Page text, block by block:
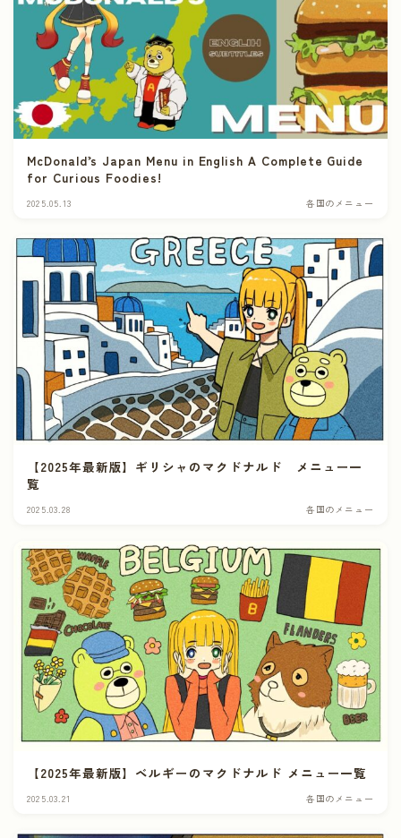
McDonald’s Japan Menu in English A Complete Guide
for Curious Foodies!
2025.05.13 各国のメニュー
【2025年最新版】ギリシャのマクドナルド メニュー一
覧
2025.03.28 各国のメニュー
【2025年最新版】ベルギーのマクドナルド メニュー一覧
2025.03.21 各国のメニュー